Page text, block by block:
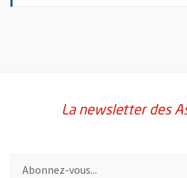
La newsletter des